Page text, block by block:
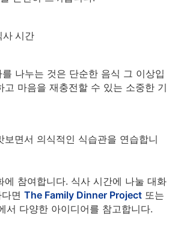
사 시간
나누는 것은 단순한 음식 그 이상입
고 마음을 재충전할 수 있는 소중한 기
보면서 의식적인 식습관을 연습합니
에 참여합니다. 식사 시간에 나눌 대화
면 The Family Dinner Project 또는
서 다양한 아이디어를 참고합니다.